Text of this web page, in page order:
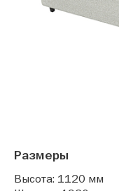
Размеры
Высота: 1120 мм